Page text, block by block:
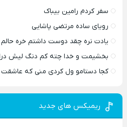
سفر کردم رامین بیباک
رویای ساده مرتضی پاشایی
یادت نره چقد دوست داشتم خره حالم
بخشیمت و خدا چته کم دنگ لیش
کجا دستامو ول کردی منی که عاشقت
ریمیکس های جدید